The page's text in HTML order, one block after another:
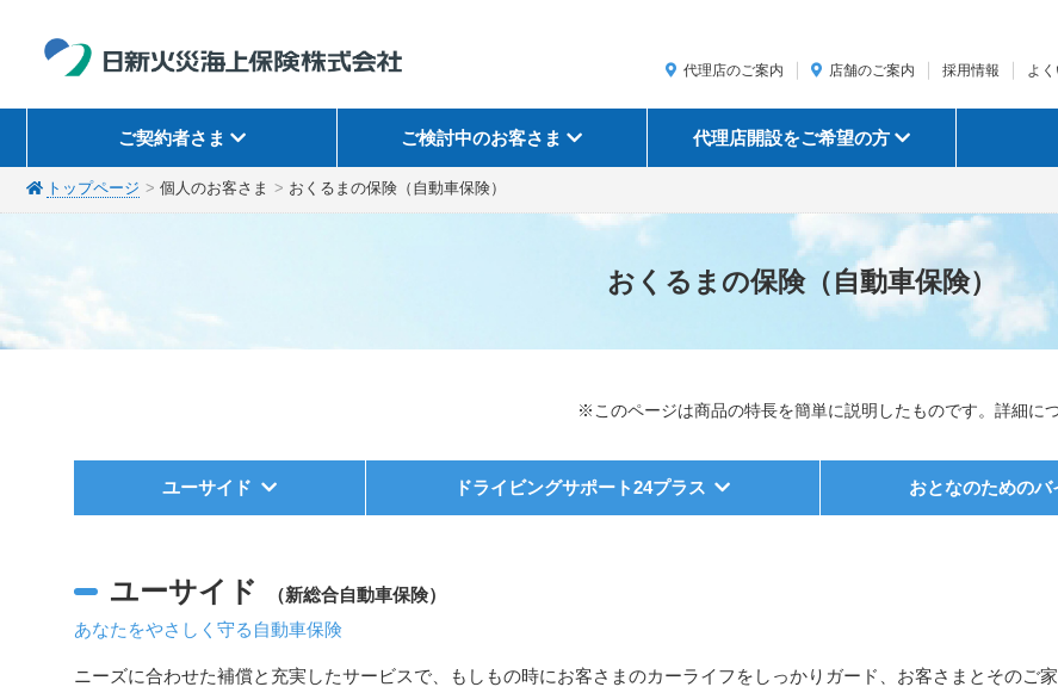
代理店のご案内 店舗のご案内 採用情報 よ
ご契約者さま ご検討中のお客さま 代理店開設をご希望の方
トップページ 個人のお客さま おくるまの保険（自動車保険）
おくるまの保険（自動車保険）
※このページは商品の特長を簡単に説明したものです。詳細に
ユーサイド ドライビングサポート24プラス おとなのためのバ
ユーサイド
（新総合自動車保険）
あなたをやさしく守る自動車保険
ニーズに合わせた補償と充実したサービスで、もしもの時にお客さまのカーライフをしっかりガード、お客さまとそのご